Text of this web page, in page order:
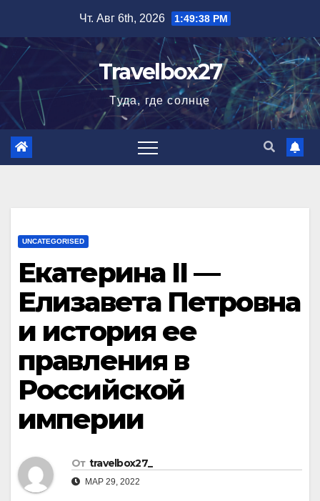
содержимому
Чт. Авг 6th, 2026 1:49:39 PM
Travelbox27
Туда, где солнце
UNCATEGORISED
Екатерина II —
Елизавета Петровна
и история ее
правления в
Российской
империи
От travelbox27_
МАР 29, 2022